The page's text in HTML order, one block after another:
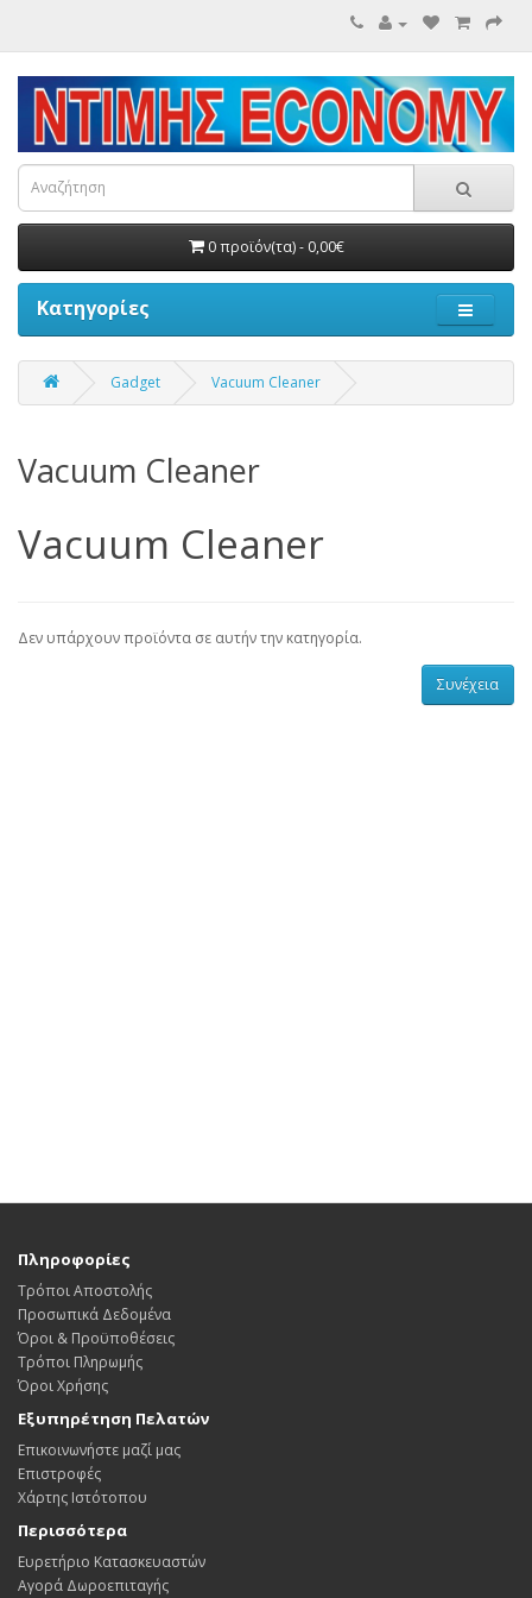
0 προϊόν(τα) - 0,00€
Κατηγορίες
Gadget Vacuum Cleaner
Vacuum Cleaner
Vacuum Cleaner
Δεν υπάρχουν προϊόντα σε αυτήν την κατηγορία.
Συνέχεια
Πληροφορίες
Τρόποι Αποστολής
Προσωπικά Δεδομένα
Όροι & Προϋποθέσεις
Τρόποι Πληρωμής
Όροι Χρήσης
Εξυπηρέτηση Πελατών
Επικοινωνήστε μαζί μας
Επιστροφές
Χάρτης Ιστότοπου
Περισσότερα
Ευρετήριο Κατασκευαστών
Αγορά Δωροεπιταγής